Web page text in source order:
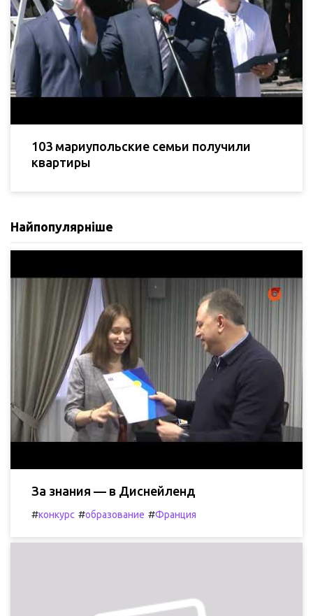
103 мариупольские семьи получили
квартиры
Найпопулярніше
За знания — в Диснейленд
#конкурс #образование #Франция